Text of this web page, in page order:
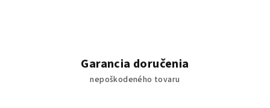
Garancia doručenia
nepoškodeného tovaru